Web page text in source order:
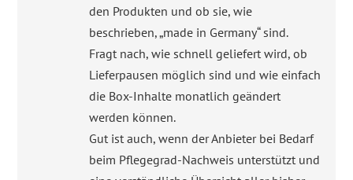
den Produkten und ob sie, wie
beschrieben, „made in Germany“ sind.
Fragt nach, wie schnell geliefert wird, ob
Lieferpausen möglich sind und wie einfach
die Box-Inhalte monatlich geändert
werden können.
Gut ist auch, wenn der Anbieter bei Bedarf
beim Pflegegrad-Nachweis unterstützt und